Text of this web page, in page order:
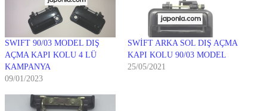
SWIFT 90/03 MODEL DIŞ
AÇMA KAPI KOLU 4 LÜ
KAMPANYA
09/01/2023
SWİFT ARKA SOL DIŞ AÇMA
KAPI KOLU 90/03 MODEL
25/05/2021